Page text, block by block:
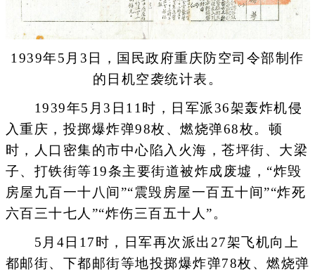
1939年5月3日，国民政府重庆防空司令部制作
的日机空袭统计表。
1939年5月3日11时，日军派36架轰炸机侵
入重庆，投掷爆炸弹98枚、燃烧弹68枚。顿
时，人口密集的市中心陷入火海，苍坪街、大梁
子、打铁街等19条主要街道被炸成废墟，“炸毁
房屋九百一十八间”“震毁房屋一百五十间”“炸死
六百三十七人”“炸伤三百五十人”。
5月4日17时，日军再次派出27架飞机向上
都邮街、下都邮街等地投掷爆炸弹78枚、燃烧弹